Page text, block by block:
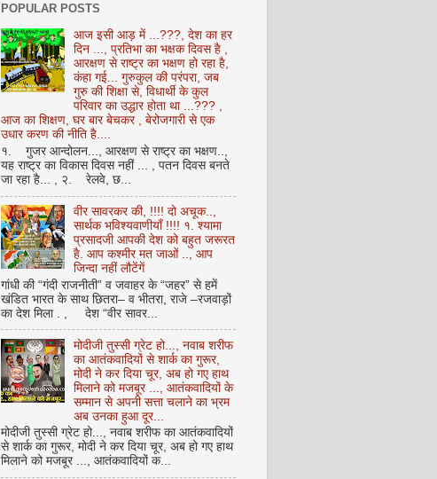
POPULAR POSTS
आज इसी आड़ में ...???, देश का हर
दिन ..., प्रतिभा का भक्षक दिवस है ,
आरक्षण से राष्ट्र का भक्षण हो रहा है,
कंहा गई... गुरुकुल की परंपरा, जब
गुरु की शिक्षा से, विधार्थी के कुल
परिवार का उद्धार होता था ...??? ,
आज का शिक्षण, घर बार बेचकर , बेरोजगारी से एक
उधार करण की नीति है....
१. गुजर आन्दोलन..., आरक्षण से राष्ट्र का भक्षण..,
यह राष्ट्र का विकास दिवस नहीं ... , पतन दिवस बनते
जा रहा है... , २. रेलवे, छ...
वीर सावरकर की, !!!! दो अचूक..,
सार्थक भविश्यवाणीयाँ !!!! १. श्यामा
प्रसादजी आपकी देश को बहुत जरूरत
है. आप कश्मीर मत जाओं .., आप
जिन्दा नहीं लौटेंगें
गांधी की “गंदी राजनीती” व जवाहर के “जहर” से हमें
खंडित भारत के साथ छितरा– व भीतरा, राजे –रजवाड़ों
का देश मिला . , देश “वीर सावर...
मोदीजी तुस्सी ग्रेट हो..., नवाब शरीफ
का आतंकवादियों से शार्क का गुरूर,
मोदी ने कर दिया चूर, अब हो गए हाथ
मिलाने को मजबूर ..., आतंकवादियों के
सम्मान से अपनी सत्ता चलाने का भ्रम
अब उनका हुआ दूर...
मोदीजी तुस्सी ग्रेट हो..., नवाब शरीफ का आतंकवादियों
से शार्क का गुरूर, मोदी ने कर दिया चूर, अब हो गए हाथ
मिलाने को मजबूर ..., आतंकवादियों क...